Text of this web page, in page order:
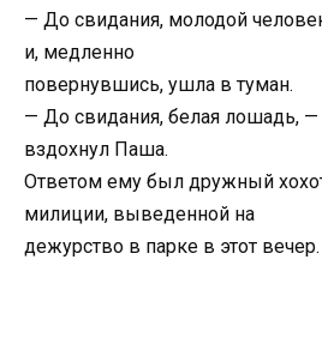
— До свидания, молодой
и, медленно
повернувшись, ушла в туман.
— До свидания, белая лошадь, —
вздохнул Паша.
Ответом ему был дружный
милиции, выведенной на
дежурство в парке в этот вечер.